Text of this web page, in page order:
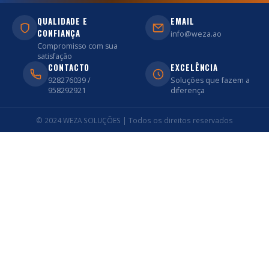
QUALIDADE E
CONFIANÇA
Compromisso com sua
satisfação
EMAIL
info@weza.ao
CONTACTO
928276039 /
958292921
EXCELÊNCIA
Soluções que fazem a
diferença
© 2024 WEZA SOLUÇÕES | Todos os direitos reservados